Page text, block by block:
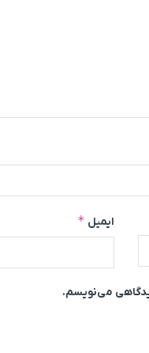
ایمیل *
می‌نویسم.